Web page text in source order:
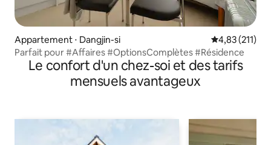
Appartement ⋅ Dangjin-si Évaluation
4,83 (211)
Parfait pour #Affaires #OptionsComplètes #Résidence
Le confort d'un chez-soi et des tarifs
mensuels avantageux